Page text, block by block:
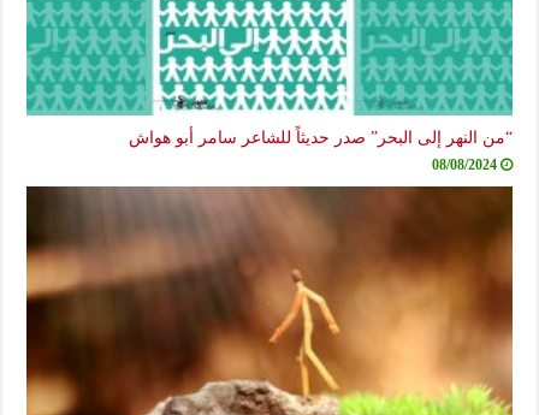
“من النهر إلى البحر” صدر حديثاً للشاعر سامر أبو هواش
08/08/2024